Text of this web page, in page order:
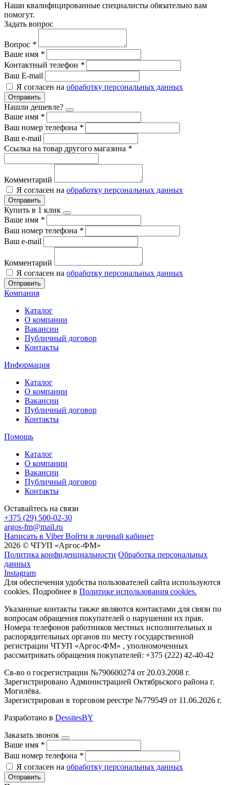
Наши квалифицированные специалисты обязательно вам
помогут.
Задать вопрос
Вопрос *
Ваше имя *
Контактный телефон *
Ваш E-mail
Я согласен на обработку персональных данных
Отправить
Нашли дешевле?
Ваше имя *
Ваш номер телефона *
Ваш e-mail
Ссылка на товар другого магазина *
Комментарий
Я согласен на обработку персональных данных
Отправить
Купить в 1 клик
Ваше имя *
Ваш номер телефона *
Ваш e-mail
Комментарий
Я согласен на обработку персональных данных
Отправить
Компания
Каталог
О компании
Вакансии
Публичный договор
Контакты
Информация
Каталог
О компании
Вакансии
Публичный договор
Контакты
Помощь
Каталог
О компании
Вакансии
Публичный договор
Контакты
Оставайтесь на связи
+375 (29) 500-02-30
argos-fm@mail.ru
Написать в Viber Войти в личный кабинет
2026 © ЧТУП «Аргос-ФМ»
Политика конфиденциальности Обработка персональных
данных
Instagram
Для обеспечения удобства пользователей сайта используются
cookies. Подробнее в Политике использования cookies.
Указанные контакты также являются контактами для связи по
вопросам обращения покупателей о нарушении их прав.
Номера телефонов работников местных исполнительных и
распорядительных органов по месту государственной
регистрации ЧТУП «Аргос-ФМ» , уполномоченных
рассматривать обращения покупателей: +375 (222) 42-40-42
Св-во о госрегистрации №790600274 от 20.03.2008 г.
Зарегистрировано Администрацией Октябрьского района г.
Могилёва.
Зарегистрирован в торговом реестре №779549 от 11.06.2026 г.
Разработано в DessitesBY
Заказать звонок
Ваше имя *
Ваш номер телефона *
Я согласен на обработку персональных данных
Отправить